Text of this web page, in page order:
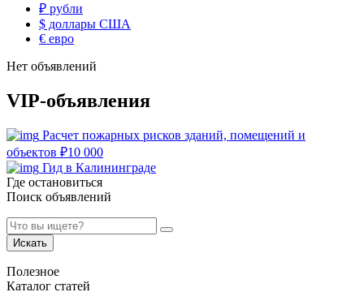
₽ рубли
$ доллары США
€ евро
Нет объявлений
VIP-объявления
Расчет пожарных рисков зданий, помещений и
объектов ₽10 000
Гид в Калининграде
Где остановиться
Поиск объявлений
Искать
Полезное
Каталог статей